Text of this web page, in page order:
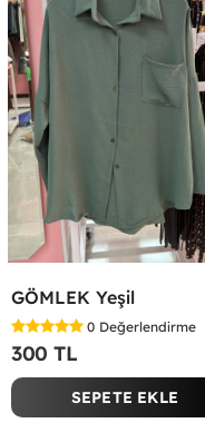
GÖMLEK Yeşil
0 Değerlendirme
300 TL
SEPETE EKLE